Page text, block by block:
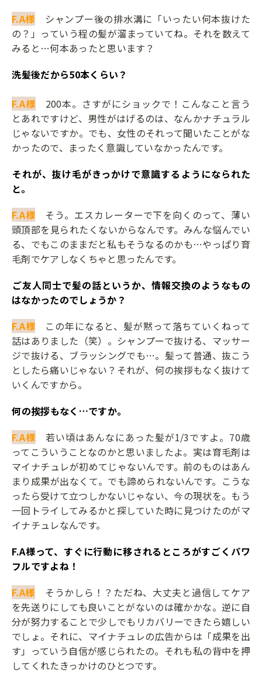
F.A様 シャンプー後の排水溝に「いったい何本抜けた
の？」っていう程の髪が溜まっていてね。それを数えて
みると…何本あったと思います？
――洗髪後だから50本くらい？
F.A様 200本。さすがにショックで！こんなこと言う
とあれですけど、男性がはげるのは、なんかナチュラル
じゃないですか。でも、女性のそれって聞いたことがな
かったので、まったく意識していなかったんです。
――それが、抜け毛がきっかけで意識するようになられた
と。
F.A様 そう。エスカレーターで下を向くのって、薄い
頭頂部を見られたくないからなんです。みんな悩んでい
る、でもこのままだと私もそうなるのかも…やっぱり育
毛剤でケアしなくちゃと思ったんです。
――ご友人同士で髪の話というか、情報交換のようなもの
はなかったのでしょうか？
F.A様 この年になると、髪が黙って落ちていくねって
話はありました（笑）。シャンプーで抜ける、マッサー
ジで抜ける、ブラッシングでも…。髪って普通、抜こう
としたら痛いじゃない？それが、何の挨拶もなく抜けて
いくんですから。
――何の挨拶もなく…ですか。
F.A様 若い頃はあんなにあった髪が1/3ですよ。70歳
ってこういうことなのかと思いましたよ。実は育毛剤は
マイナチュレが初めてじゃないんです。前のものはあん
まり成果が出なくて。でも諦められないんです。こうな
ったら受けて立つしかないじゃない、今の現状を。もう
一回トライしてみるかと探していた時に見つけたのがマ
イナチュレなんです。
――F.A様って、すぐに行動に移されるところがすごくパワ
フルですよね！
F.A様 そうかしら！？ただね、大丈夫と過信してケア
を先送りにしても良いことがないのは確かかな。逆に自
分が努力することで少しでもリカバリーできたら嬉しい
でしょ。それに、マイナチュレの広告からは「成果を出
す」っていう自信が感じられたの。それも私の背中を押
してくれたきっかけのひとつです。